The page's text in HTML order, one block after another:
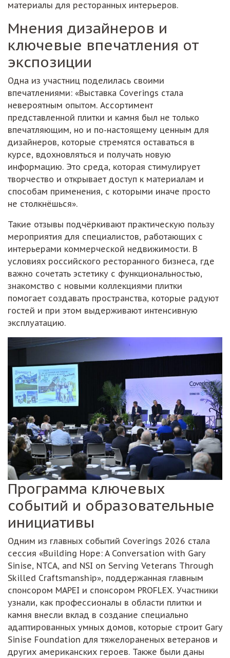
материалы для ресторанных интерьеров.
Мнения дизайнеров и
ключевые впечатления от
экспозиции
Одна из участниц поделилась своими
впечатлениями: «Выставка Coverings стала
невероятным опытом. Ассортимент
представленной плитки и камня был не только
впечатляющим, но и по-настоящему ценным для
дизайнеров, которые стремятся оставаться в
курсе, вдохновляться и получать новую
информацию. Это среда, которая стимулирует
творчество и открывает доступ к материалам и
способам применения, с которыми иначе просто
не столкнёшься».
Такие отзывы подчёркивают практическую пользу
мероприятия для специалистов, работающих с
интерьерами коммерческой недвижимости. В
условиях российского ресторанного бизнеса, где
важно сочетать эстетику с функциональностью,
знакомство с новыми коллекциями плитки
помогает создавать пространства, которые радуют
гостей и при этом выдерживают интенсивную
эксплуатацию.
Программа ключевых
событий и образовательные
инициативы
Одним из главных событий Coverings 2026 стала
сессия «Building Hope: A Conversation with Gary
Sinise, NTCA, and NSI on Serving Veterans Through
Skilled Craftsmanship», поддержанная главным
спонсором MAPEI и спонсором PROFLEX. Участники
узнали, как профессионалы в области плитки и
камня внесли вклад в создание специально
адаптированных умных домов, которые строит Gary
Sinise Foundation для тяжелораненых ветеранов и
других американских героев. Также были даны